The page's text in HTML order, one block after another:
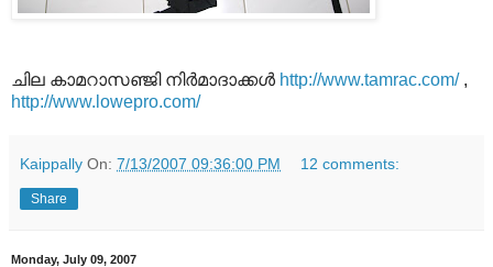
ചില കാമറാസഞ്ജി നിര്‍മാദാക്കള്‍ http://www.tamrac.com/ ,
http://www.lowepro.com/
Kaippally On: 7/13/2007 09:36:00 PM 12 comments:
Share
Monday, July 09, 2007